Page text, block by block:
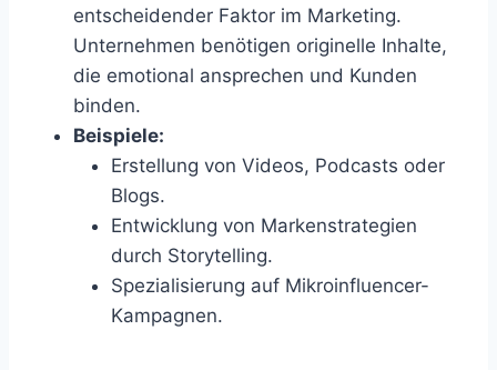
entscheidender Faktor im Marketing.
Unternehmen benötigen originelle Inhalte,
die emotional ansprechen und Kunden
binden.
Beispiele:
Erstellung von Videos, Podcasts oder
Blogs.
Entwicklung von Markenstrategien
durch Storytelling.
Spezialisierung auf Mikroinfluencer-
Kampagnen.